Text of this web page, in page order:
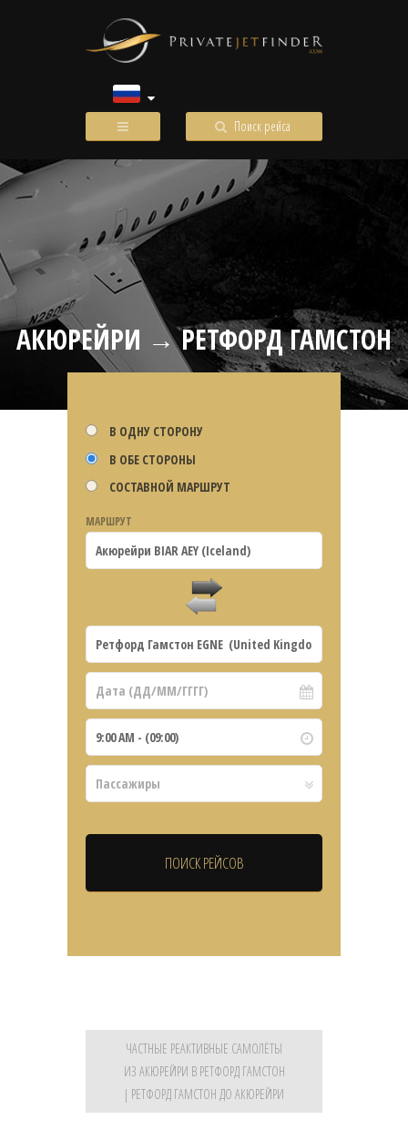
Поиск рейса
АКЮРЕЙРИ → РЕТФОРД ГАМСТОН
В ОДНУ СТОРОНУ
В ОБЕ СТОРОНЫ
СОСТАВНОЙ МАРШРУТ
МАРШРУТ
ЧАСТНЫЕ РЕАКТИВНЫЕ САМОЛЁТЫ
ИЗ АКЮРЕЙРИ В РЕТФОРД ГАМСТОН
| РЕТФОРД ГАМСТОН ДО АКЮРЕЙРИ